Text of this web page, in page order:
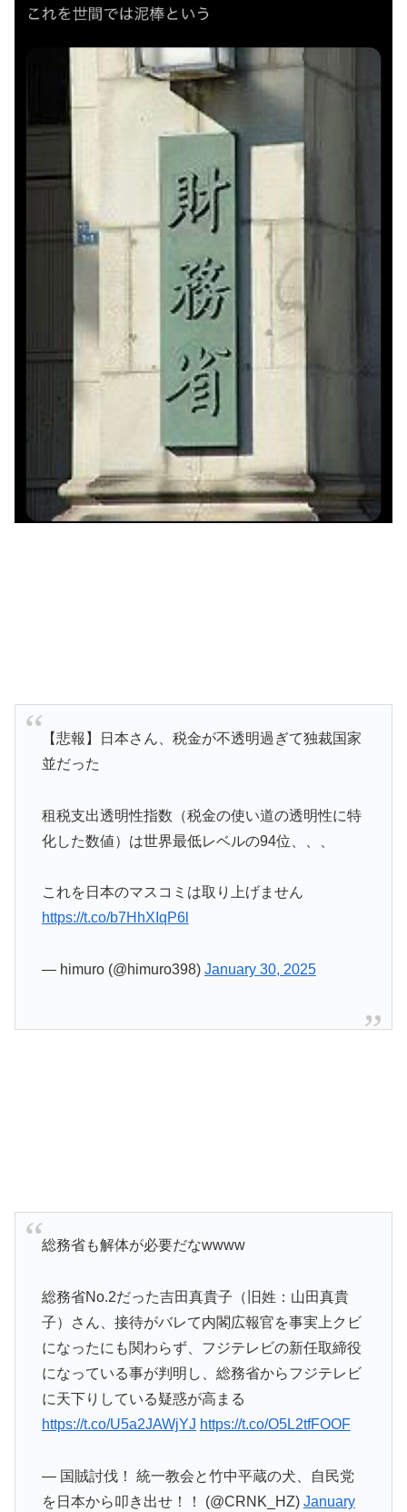
【悲報】日本さん、税金が不透明過ぎて独裁国家
並だった
租税支出透明性指数（税金の使い道の透明性に特
化した数値）は世界最低レベルの94位、、、
これを日本のマスコミは取り上げません
https://t.co/b7HhXIqP6l
— himuro (@himuro398) January 30, 2025
総務省も解体が必要だなwwww
総務省No.2だった吉田真貴子（旧姓：山田真貴
子）さん、接待がバレて内閣広報官を事実上クビ
になったにも関わらず、フジテレビの新任取締役
になっている事が判明し、総務省からフジテレビ
に天下りしている疑惑が高まる
https://t.co/U5a2JAWjYJ https://t.co/O5L2tfFOOF
— 国賊討伐！ 統一教会と竹中平蔵の犬、自民党
を日本から叩き出せ！！ (@CRNK_HZ) January